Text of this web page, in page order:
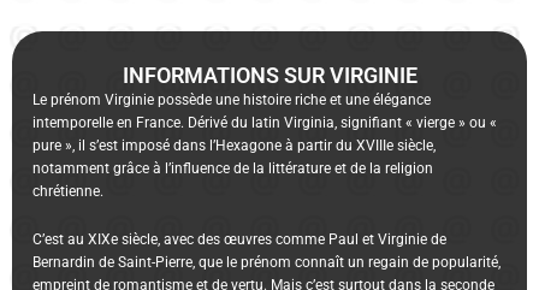
INFORMATIONS SUR VIRGINIE
Le prénom Virginie possède une histoire riche et une élégance
intemporelle en France. Dérivé du latin Virginia, signifiant « vierge » ou «
pure », il s’est imposé dans l’Hexagone à partir du XVIIIe siècle,
notamment grâce à l’influence de la littérature et de la religion
chrétienne.
C’est au XIXe siècle, avec des œuvres comme Paul et Virginie de
Bernardin de Saint-Pierre, que le prénom connaît un regain de popularité,
empreint de romantisme et de vertu. Mais c’est surtout dans la seconde